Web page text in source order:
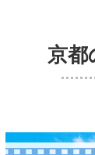
京都